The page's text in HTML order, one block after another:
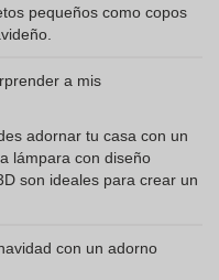
pequeños como copos
a mis
adornar tu casa con un
lámpara con diseño
son ideales para crear un
con un adorno